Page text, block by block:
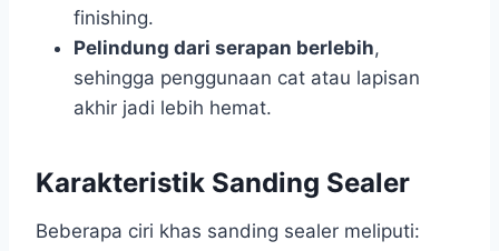
finishing.
Pelindung dari serapan berlebih,
sehingga penggunaan cat atau lapisan
akhir jadi lebih hemat.
Karakteristik Sanding Sealer
Beberapa ciri khas sanding sealer meliputi: